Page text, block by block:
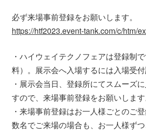
必ず来場事前登録をお願いします。
https://htf2023.event-tank.com/c/htm/
・ハイウェイテクノフェアは登録制
料）。展示会へ入場するには入場受付
・展示会当日、登録所にてスムーズ
すので、来場事前登録をお願いします
・来場事前登録はお一人様ごとのご
数名でご来場の場合も、お一人様ずつ